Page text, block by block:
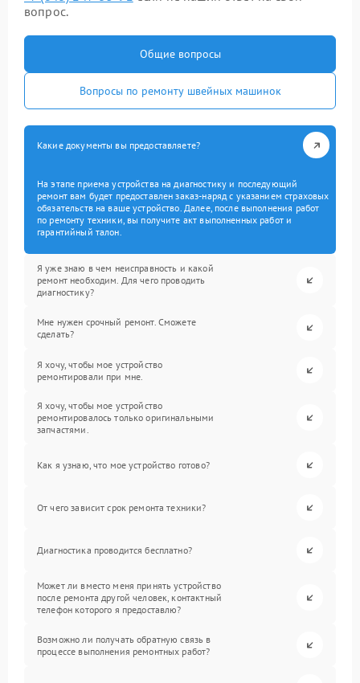
вопрос.
Общие вопросы
Вопросы по ремонту швейных машинок
Какие документы вы предоставляете?
На этапе приема устройства на диагностику и последующий
ремонт вам будет предоставлен заказ-наряд с указанием страховых
обязательств на ваше устройство. Далее, после выполнения работ
по ремонту техники, вы получите акт выполненных работ и
гарантийный талон.
Я уже знаю в чем неисправность и какой
ремонт необходим. Для чего проводить
диагностику?
Мне нужен срочный ремонт. Сможете
сделать?
Я хочу, чтобы мое устройство
ремонтировали при мне.
Я хочу, чтобы мое устройство
ремонтировалось только оригинальными
запчастями.
Как я узнаю, что мое устройство готово?
От чего зависит срок ремонта техники?
Диагностика проводится бесплатно?
Может ли вместо меня принять устройство
после ремонта другой человек, контактный
телефон которого я предоставлю?
Возможно ли получать обратную связь в
процессе выполнения ремонтных работ?